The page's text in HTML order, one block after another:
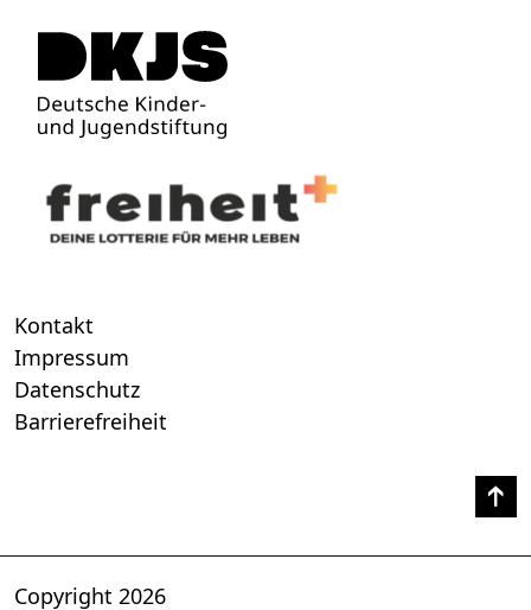
Kontakt
Impressum
Datenschutz
Barrierefreiheit
Copyright 2026